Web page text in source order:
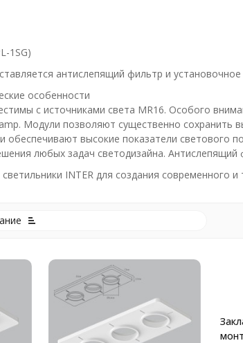
1SG)
антислепящий фильтр и установочное
особенности
с источниками света MR16. Особого
Модули позволяют существенно сохранить
обеспечивают высокие показатели светового
любых задач светодизайна. Антислепящий
INTER для создания современного
покупателей